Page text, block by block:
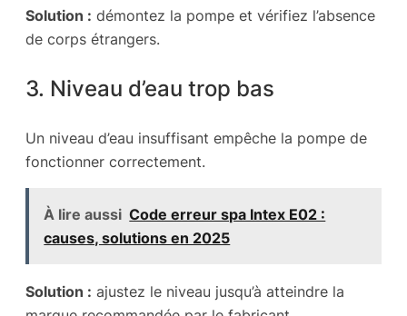
Solution : démontez la pompe et vérifiez l’absence
de corps étrangers.
3. Niveau d’eau trop bas
Un niveau d’eau insuffisant empêche la pompe de
fonctionner correctement.
À lire aussi Code erreur spa Intex E02 :
causes, solutions en 2025
Solution : ajustez le niveau jusqu’à atteindre la